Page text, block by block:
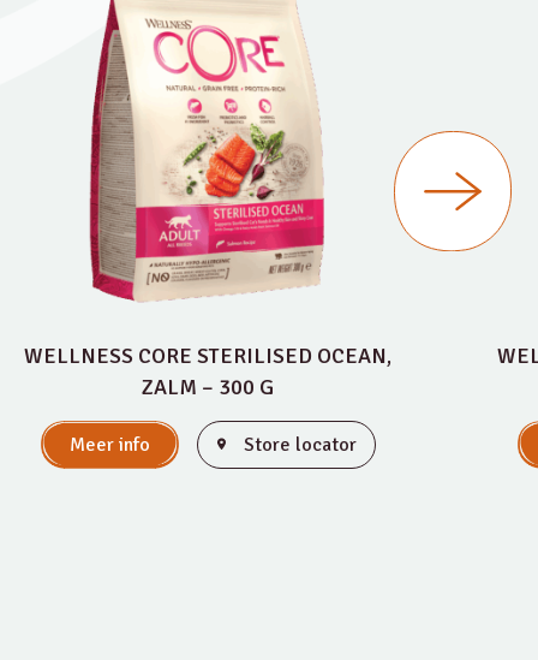
WELLNESS CORE STERILISED OCEAN,
ZALM – 300 G
Meer info Store locator